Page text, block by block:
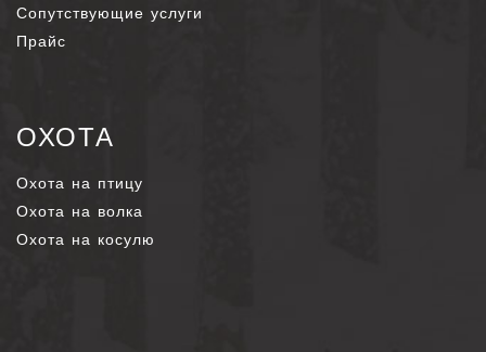
Сопутствующие услуги
Прайс
ОХОТА
Охота на птицу
Охота на волка
Охота на косулю